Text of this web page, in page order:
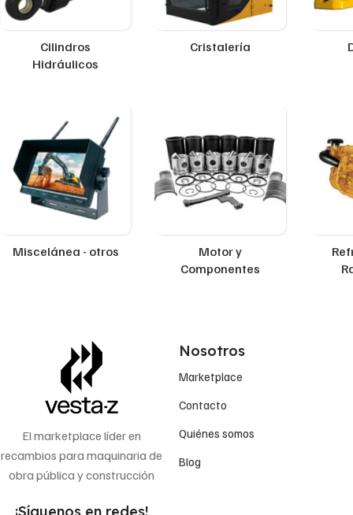
Cilindros
Hidráulicos
Cristalería
Miscelánea - otros
Motor y
Componentes
El marketplace líder en
recambios para maquinaria de
obra pública y construcción
¡Síguenos en redes!
Nosotros
Marketplace
Contacto
Quiénes somos
Blog